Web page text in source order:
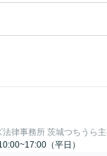
律事務所 茨城つちうら
（平日）